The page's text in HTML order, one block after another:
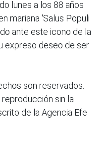
lunes a los 88 años
mariana 'Salus Populi
ante este icono de la
expreso deseo de ser
son reservados.
sin la
de la Agencia Efe